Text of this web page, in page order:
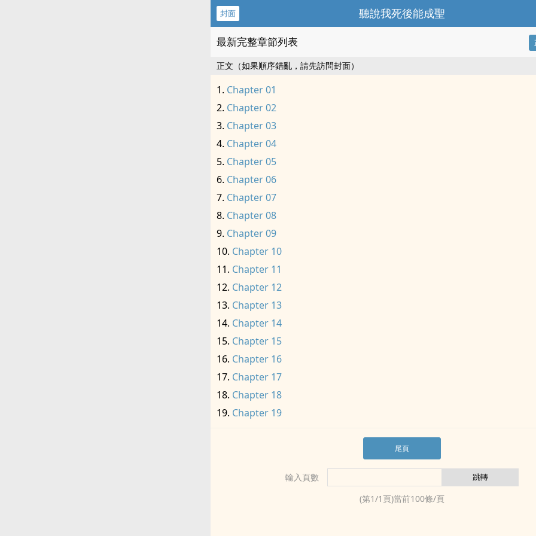
封面 聽說我死後能成聖
最新完整章節列表
正文（如果順序錯亂，請先訪問封面）
Chapter 01
Chapter 02
Chapter 03
Chapter 04
Chapter 05
Chapter 06
Chapter 07
Chapter 08
Chapter 09
Chapter 10
Chapter 11
Chapter 12
Chapter 13
Chapter 14
Chapter 15
Chapter 16
Chapter 17
Chapter 18
Chapter 19
尾頁
輸入頁數
(第1/1 頁)當前100條/頁